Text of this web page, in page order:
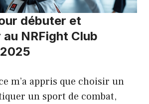
débuter et
NRFight Club
m’a appris que choisir un
un sport de combat,